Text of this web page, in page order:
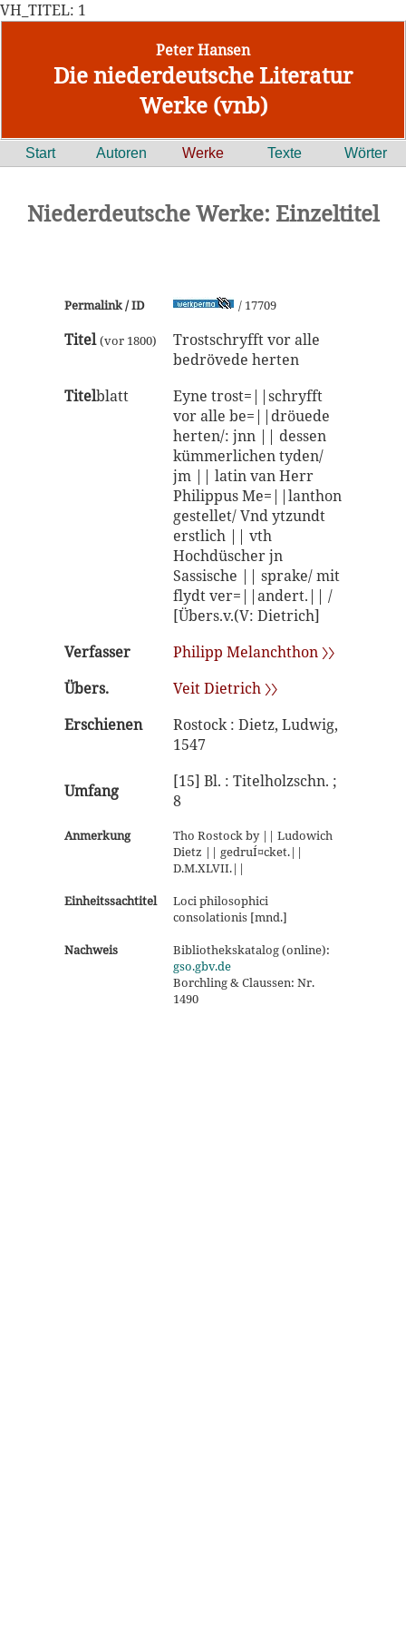
VH_TITEL: 1
Peter Hansen
Die niederdeutsche Literatur
Werke (vnb)
Start Autoren Werke Texte Wörter
Niederdeutsche Werke: Einzeltitel
Permalink / ID / 17709
Titel (vor 1800)
Trostschryfft vor alle
bedrövede herten
Titelblatt
Eyne trost=||schryfft
vor alle be=||dröuede
herten/: jnn || dessen
kümmerlichen tyden/
jm || latin van Herr
Philippus Me=||lanthon
gestellet/ Vnd ytzundt
erstlich || vth
Hochdüscher jn
Sassische || sprake/ mit
flydt ver=||andert.|| /
[Übers.v.(V: Dietrich]
Verfasser
Philipp Melanchthon 〉〉
Übers.
Veit Dietrich 〉〉
Erschienen
Rostock : Dietz, Ludwig,
1547
Umfang
[15] Bl. : Titelholzschn. ;
8
Anmerkung
Tho Rostock by || Ludowich
Dietz || gedruÍ¤cket.||
D.M.XLVII.||
Einheitssachtitel
Loci philosophici
consolationis [mnd.]
Nachweis
Bibliothekskatalog (online):
gso.gbv.de
Borchling & Claussen: Nr.
1490